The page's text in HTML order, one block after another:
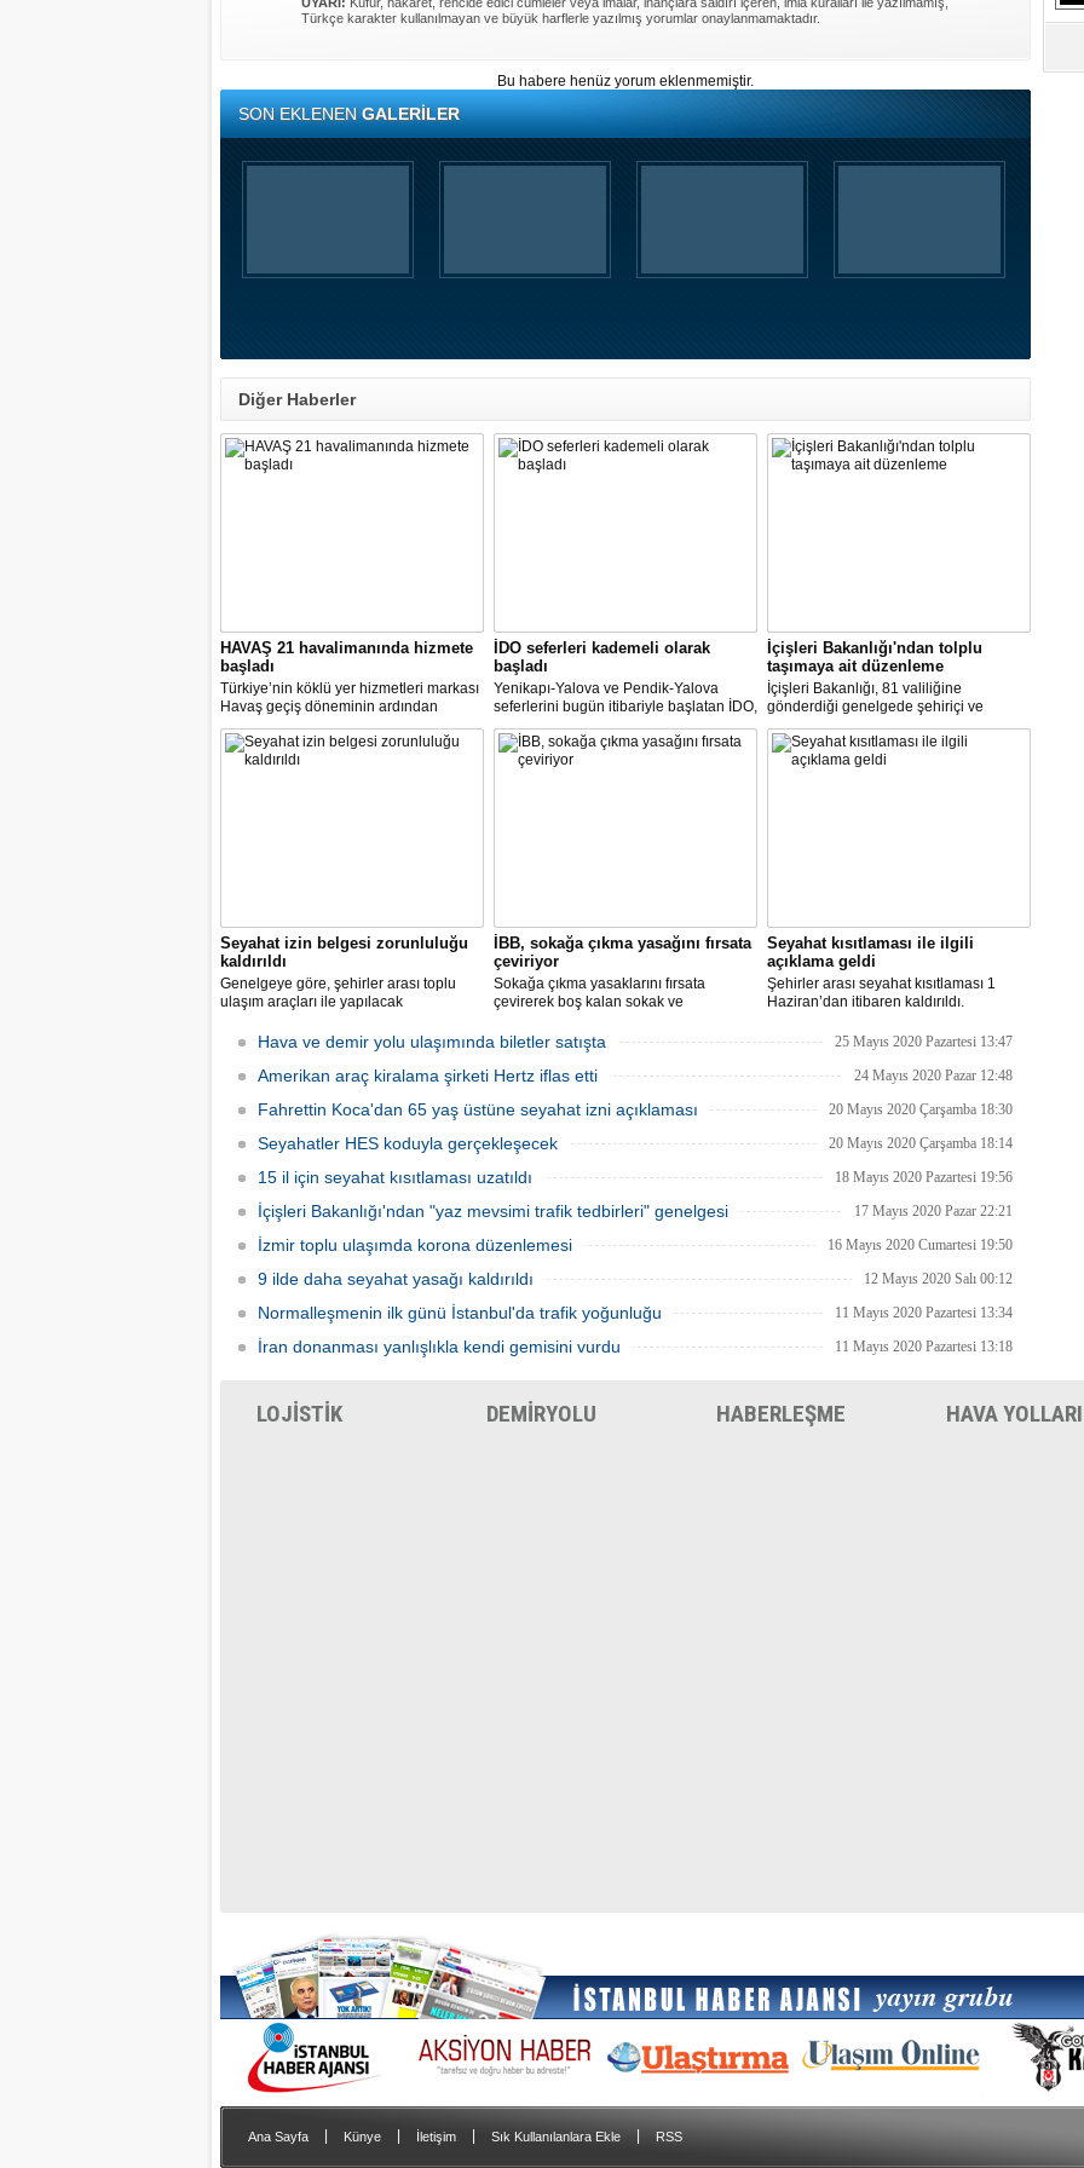
Türkçe karakter kullanılmayan ve büyük harflerle yazılmış yorumlar onaylanmamaktadır.
Bu habere henüz yorum eklenmemiştir.
SON EKLENENGALERİLER
Diğer Haberler
HAVAŞ 21 havalimanında hizmete
başladı
Türkiye’nin köklü yer hizmetleri markası
Havaş geçiş döneminin ardından
koronavirüse karşı tüm önlemleri alarak
tarifeli yolcu seferlerine hizmet vermeye
başladı.
İDO seferleri kademeli olarak
başladı
Yenikapı-Yalova ve Pendik-Yalova
seferlerini bugün itibariyle başlatan İDO,
2 haziran itibariyle de bünyesinde
seferlerini kademeli olarak başlatacak.
İçişleri Bakanlığı'ndan tolplu
taşımaya ait düzenleme
İçişleri Bakanlığı, 81 valiliğine
gönderdiği genelgede şehiriçi ve
şehirlerarası yolcu taşımacılığında
yüzde 50 kapasite kullanma
zorunluluğunu kaldırdı.
Seyahat izin belgesi zorunluluğu
kaldırıldı
Genelgeye göre, şehirler arası toplu
ulaşım araçları ile yapılacak
zorunluluğu yürürlükten kaldırıldı.
İBB, sokağa çıkma yasağını fırsata
çeviriyor
Sokağa çıkma yasaklarını fırsata
çevirerek boş kalan sokak ve
yakalayan İBB, bu hafta sonu, şimdiye
kadarki en yüksek sayıdaki personeliyle
iş başında olacak.
Seyahat kısıtlaması ile ilgili
açıklama geldi
Şehirler arası seyahat kısıtlaması 1
Haziran’dan itibaren kaldırıldı.
bazı şehirler için seyahat kısıtlaması
Hava ve demir yolu ulaşımında biletler satışta 25 Mayıs 2020 Pazartesi 13:47
Amerikan araç kiralama şirketi Hertz iflas etti 24 Mayıs 2020 Pazar 12:48
Fahrettin Koca'dan 65 yaş üstüne seyahat izni açıklaması 20 Mayıs 2020 Çarşamba 18:30
Seyahatler HES koduyla gerçekleşecek 20 Mayıs 2020 Çarşamba 18:14
15 il için seyahat kısıtlaması uzatıldı 18 Mayıs 2020 Pazartesi 19:56
İçişleri Bakanlığı'ndan "yaz mevsimi trafik tedbirleri" genelgesi 17 Mayıs 2020 Pazar 22:21
İzmir toplu ulaşımda korona düzenlemesi 16 Mayıs 2020 Cumartesi 19:50
9 ilde daha seyahat yasağı kaldırıldı 12 Mayıs 2020 Salı 00:12
Normalleşmenin ilk günü İstanbul'da trafik yoğunluğu 11 Mayıs 2020 Pazartesi 13:34
İran donanması yanlışlıkla kendi gemisini vurdu 11 Mayıs 2020 Pazartesi 13:18
LOJİSTİK DEMİRYOLU HABERLEŞME HAVA YOLLARI
Ana Sayfa Künye İletişim Sık Kullanılanlara Ekle RSS